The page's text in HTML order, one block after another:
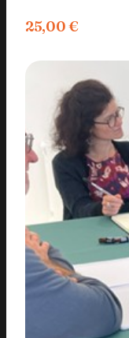
25,00€